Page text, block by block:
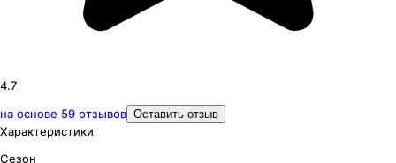
4.7
на основе 59 отзывов Оставить отзыв
Характеристики
Сезон